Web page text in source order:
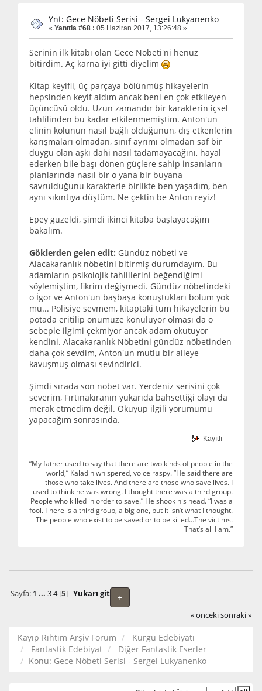
Ynt: Gece Nöbeti Serisi - Sergei Lukyanenko
« Yanıtla #68 : 05 Haziran 2017, 13:26:48 »
Serinin ilk kitabı olan Gece Nöbeti'ni henüz
bitirdim. Aç karna iyi gitti diyelim
Kitap keyifli, üç parçaya bölünmüş hikayelerin
hepsinden keyif aldım ancak beni en çok etkileyen
üçüncüsü oldu. Uzun zamandır bir karakterin içsel
tahlilinden bu kadar etkilenmemiştim. Anton'un
elinin kolunun nasıl bağlı olduğunun, dış etkenlerin
karışmaları olmadan, sınıf ayrımı olmadan saf bir
duygu olan aşkı dahi nasıl tadamayacağını, hayal
ederken bile başı dönen güçlere sahip insanların
planlarında nasıl bir o yana bir buyana
savrulduğunu karakterle birlikte ben yaşadım, ben
aynı sıkıntıya düştüm. Ne çektin be Anton reyiz!
Epey güzeldi, şimdi ikinci kitaba başlayacağım
bakalım.
Göklerden gelen edit: Gündüz nöbeti ve
Alacakaranlık nöbetini bitirmiş durumdayım. Bu
adamların psikolojik tahlillerini beğendiğimi
söylemiştim, fikrim değişmedi. Gündüz nöbetindeki
o İgor ve Anton'un başbaşa konuştukları bölüm yok
mu... Polisiye sevmem, kitaptaki tüm hikayelerin bu
potada eritilip önümüze konuluyor olması da o
sebeple ilgimi çekmiyor ancak adam okutuyor
kendini. Alacakaranlık Nöbetini gündüz nöbetinden
daha çok sevdim, Anton'un mutlu bir aileye
kavuşmuş olması sevindirici.
Şimdi sırada son nöbet var. Yerdeniz serisini çok
severim, Fırtınakıranın yukarıda bahsettiği olayı da
merak etmedim değil. Okuyup ilgili yorumumu
yapacağım sonrasında.
Kayıtlı
“My father used to say that there are two kinds of people in the
world,” Kaladin whispered, voice raspy. “He said there are
those who take lives. And there are those who save lives. I
used to think he was wrong. I thought there was a third group.
People who killed in order to save.” He shook his head. “I was a
fool. There is a third group, a big one, but it isn’t what I thought.
The people who exist to be saved or to be killed…The victims.
That’s all I am.”
+
Sayfa: 1 ... 3 4[5] Yukarı git
« önceki sonraki »
Kayıp Rıhtım Arşiv Forum
Kurgu Edebiyatı
Fantastik Edebiyat
Diğer Fantastik Eserler
Konu: Gece Nöbeti Serisi - Sergei Lukyanenko